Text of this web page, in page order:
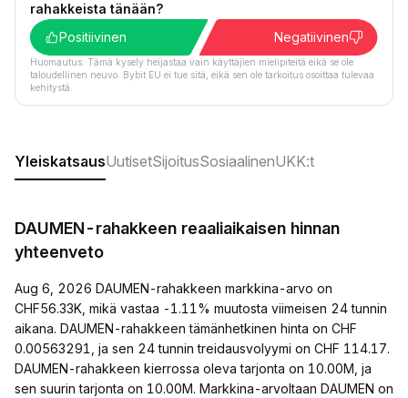
rahakkeista tänään?
Positiivinen
Negatiivinen
Huomautus: Tämä kysely heijastaa vain käyttäjien mielipiteitä eikä se ole
taloudellinen neuvo. Bybit EU ei tue sitä, eikä sen ole tarkoitus osoittaa tulevaa
kehitystä.
YleiskatsausUutisetSijoitusSosiaalinenUKK:t
DAUMEN-rahakkeen reaaliaikaisen hinnan
yhteenveto
Aug 6, 2026 DAUMEN-rahakkeen markkina-arvo on
CHF56.33K, mikä vastaa -1.11% muutosta viimeisen 24 tunnin
aikana. DAUMEN-rahakkeen tämänhetkinen hinta on CHF
0.00563291, ja sen 24 tunnin treidausvolyymi on CHF 114.17.
DAUMEN-rahakkeen kierrossa oleva tarjonta on 10.00M, ja
sen suurin tarjonta on 10.00M. Markkina-arvoltaan DAUMEN on